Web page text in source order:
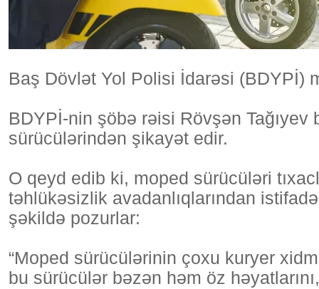
Baş Dövlət Yol Polisi İdarəsi (BDYPİ)
BDYPİ-nin şöbə rəisi Rövşən
sürücülərindən şikayət edir.
O qeyd edib ki, moped sürücüləri
təhlükəsizlik avadanlıqlarından
şəkildə pozurlar:
“Moped sürücülərinin çoxu kuryer
bu sürücülər bəzən həm öz